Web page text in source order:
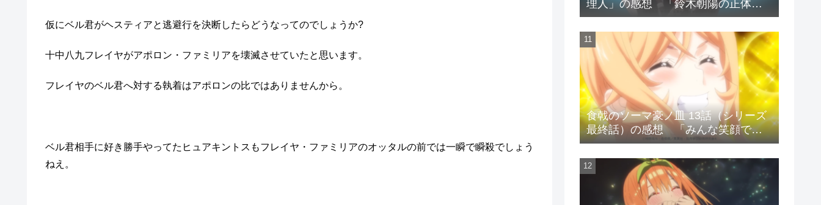
仮にベル君がヘスティアと逃避行を決断したらどうなってのでしょうか?
十中八九フレイヤがアポロン・ファミリアを壊滅させていたと思います。
フレイヤのベル君へ対する執着はアポロンの比ではありませんから。
ベル君相手に好き勝手やってたヒュアキントスもフレイヤ・ファミリアのオッタルの前では一瞬で瞬殺でしょう
ねえ。
理人」の感想 「鈴木朝陽の正体
は?」
食戟のソーマ豪ノ皿 13話（シリーズ
最終話）の感想 「みんな笑顔で終
わった」